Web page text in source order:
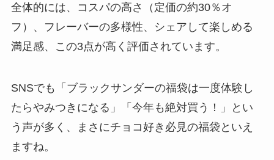
全体的には、コスパの高さ（定価の約30％オ
フ）、フレーバーの多様性、シェアして楽しめる
満足感、この3点が高く評価されています。
SNSでも「ブラックサンダーの福袋は一度体験し
たらやみつきになる」「今年も絶対買う！」とい
う声が多く、まさにチョコ好き必見の福袋といえ
ますね。